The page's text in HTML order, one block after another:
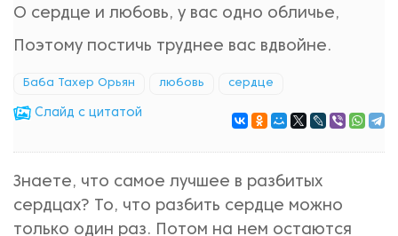
О сердце и любовь, у вас одно обличье,
Поэтому постичь труднее вас вдвойне.
Баба Тахер Орьян любовь сердце
Cлайд с цитатой
Знаете, что самое лучшее в разбитых
сердцах? То, что разбить сердце можно
только один раз. Потом на нем остаются